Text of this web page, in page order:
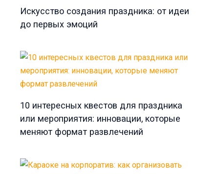
Искусство создания праздника: от идеи
до первых эмоций
10 интересных квестов для праздника
или мероприятия: инновации, которые
меняют формат развлечений